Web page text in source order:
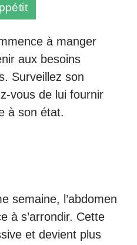
à manger
aux besoins
Surveillez son
vous de lui fournir
à son état.
semaine, l’abdomen
à s’arrondir. Cette
et devient plus